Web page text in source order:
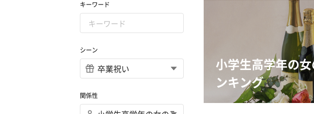
キーワード
シーン
関係性
小学生高学年の
ンキング